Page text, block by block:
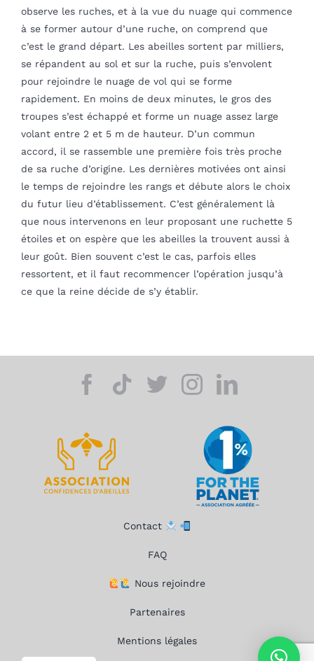
observe les ruches, et à la vue du nuage qui commence
à se former autour d’une ruche, on comprend que
c’est le grand départ. Les abeilles sortent par milliers,
se répandent au sol et sur la ruche, puis s’envolent
pour rejoindre le nuage de vol qui se forme
rapidement. En moins de deux minutes, le gros des
troupes s’est échappé et forme un nuage assez large
volant entre 2 et 5 m de hauteur. D’un commun
accord, il se rassemble une première fois très proche
de sa ruche d’origine. Les dernières motivées ont ainsi
le temps de rejoindre les rangs et débute alors le choix
du futur lieu d’établissement. C’est généralement là
que nous intervenons en leur proposant une ruchette 5
étoiles et on espère que les abeilles la trouvent aussi à
leur goût. Bien souvent c’est le cas, parfois elles
ressortent, et il faut recommencer l’opération jusqu’à
ce que la reine décide de s’y établir.
Contact
FAQ
Nous rejoindre
Partenaires
Mentions légales